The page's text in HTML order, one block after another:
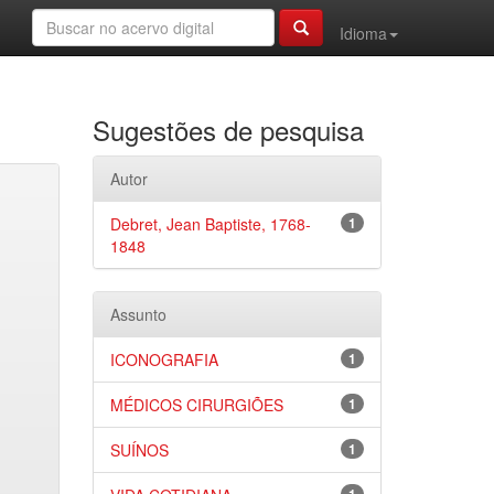
Idioma
Sugestões de pesquisa
Autor
1
Debret, Jean Baptiste, 1768-
1848
Assunto
1
ICONOGRAFIA
1
MÉDICOS CIRURGIÕES
1
SUÍNOS